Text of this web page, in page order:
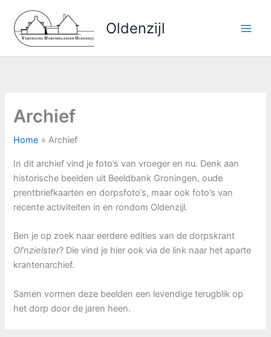
naar
Oldenzijl
Archief
Home Archief
In dit archief vind je foto’s van vroeger en nu. Denk aan
historische beelden uit Beeldbank Groningen, oude
prentbriefkaarten en dorpsfoto’s, maar ook foto’s van
recente activiteiten in en rondom Oldenzijl.
Ben je op zoek naar eerdere edities van de dorpskrant
Ol’nzielster? Die vind je hier ook via de link naar het aparte
krantenarchief.
Samen vormen deze beelden een levendige terugblik op
het dorp door de jaren heen.